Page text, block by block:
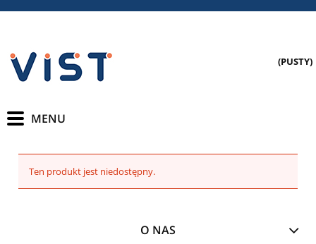
(PUSTY)
Ten produkt jest niedostępny.
O NAS